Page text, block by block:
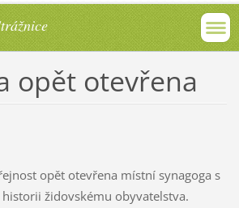
opět otevřena
opět otevřena místní synagoga s
židovskému obyvatelstva.